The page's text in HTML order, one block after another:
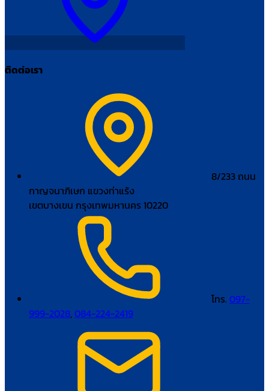
ติดต่อเรา
8/233 ถนน
กาญจนาภิเษก แขวงท่าแร้ง
เขตบางเขน กรุงเทพมหานคร 10220
โทร. 097-
999-2028,084-224-2419